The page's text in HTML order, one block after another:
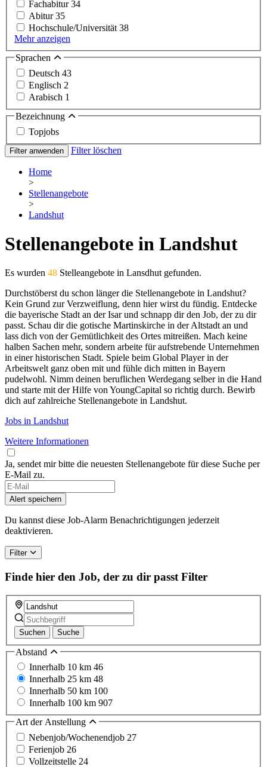
Fachabitur34
Abitur35
Hochschule/Universität38
Mehr anzeigen
Sprachen
Deutsch 43
Englisch 2
Arabisch 1
Bezeichnung
Topjobs
Filter anwenden Filter löschen
Home
>
Stellenangebote
>
Landshut
Stellenangebote in Landshut
Es wurden 48 Stelleangebote in Lansdhut gefunden.
Durchstöberst du schon länger die Stellenangebote in Landshut?
Kein Grund zur Verzweiflung, denn hier wirst du fündig. Entdecke
die bayerische Stadt an der Isar und schnapp dir den Job, der zu dir
passt. Schau dir die gotische Martinskirche in der Altstadt an und
lass dich von der Gemütlichkeit des Ortes mitreißen. Mach keine
halben Sachen mehr, sondern arbeite für aufstrebende Unternehmen
in einer historischen Stadt. Spiele beim Global Player in der
Arbeitswelt ganz oben mit und fühle dich mitten in Bayern
pudelwohl. Nimm deinen beruflichen Werdegang selber in die Hand
und starte mit der Hilfe von YoungCapital so richtig durch. Bewirb
dich auf zahlreiche Stellenangebote in Landshut.
Jobs in Landshut
Weitere Informationen
Ja, sendet mir bitte die neuesten Stellenangebote für diese Suche per
E-Mail zu.
Alert speichern
Du kannst diese Job-Alarm Benachrichtigungen jederzeit
deaktivieren.
Filter
Finde hier den Job, der zu dir passt Filter
Suchen Suche
Abstand
Innerhalb 10 km 46
Innerhalb 25 km 48
Innerhalb 50 km 100
Innerhalb 100 km 907
Art der Anstellung
Nebenjob/Wochenendjob 27
Ferienjob 26
Vollzeitstelle 24